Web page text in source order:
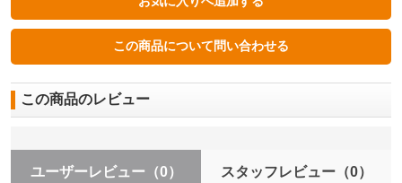
この商品のレビュー
ユーザーレビュー （0） スタッフレビュー（0）